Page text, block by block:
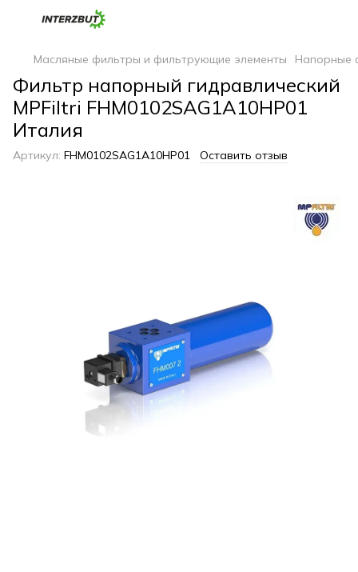
Масляные фильтры и фильтрующие элементы Напорные
Фильтр напорный гидравлический
MPFiltri FHM0102SAG1A10HP01
Италия
Артикул: FHM0102SAG1A10HP01 Оставить отзыв